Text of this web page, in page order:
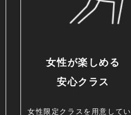
女性が楽しめる
安心クラス
女性限定クラスを用意してい